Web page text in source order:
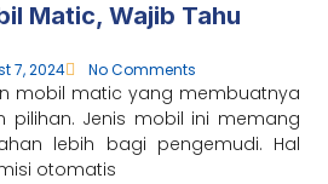
Matic, Wajib Tahu
7, 2024 No Comments
mobil matic yang membuatnya
pilihan. Jenis mobil ini memang
lebih bagi pengemudi. Hal
otomatis